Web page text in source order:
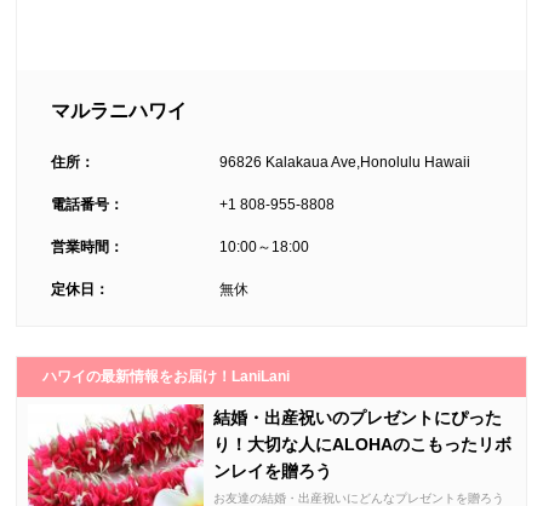
マルラニハワイ
住所： 96826 Kalakaua Ave,Honolulu Hawaii
電話番号： +1 808-955-8808
営業時間： 10:00～18:00
定休日： 無休
ハワイの最新情報をお届け！LaniLani
結婚・出産祝いのプレゼントにぴった
り！大切な人にALOHAのこもったリボ
ンレイを贈ろう
お友達の結婚・出産祝いにどんなプレゼントを贈ろう